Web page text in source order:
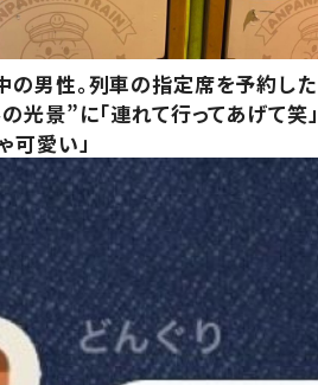
の男性。列車の指定席を予約した
光景”に「連れて行ってあげて笑」
可愛い」